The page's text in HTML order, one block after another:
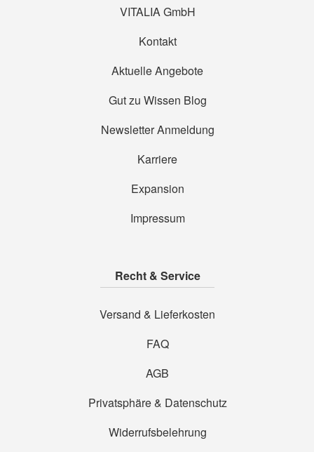
VITALIA GmbH
Kontakt
Aktuelle Angebote
Gut zu Wissen Blog
Newsletter Anmeldung
Karriere
Expansion
Impressum
Recht & Service
Versand & Lieferkosten
FAQ
AGB
Privatsphäre & Datenschutz
Widerrufsbelehrung